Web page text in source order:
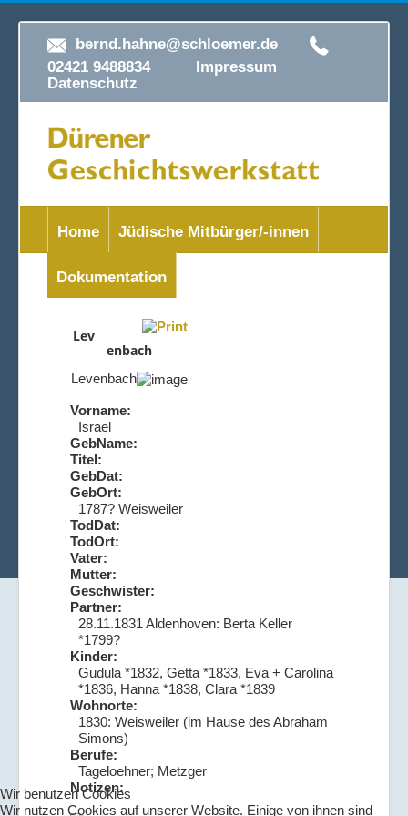
bernd.hahne@schloemer.de
02421 9488834 Impressum
Datenschutz
Home Jüdische Mitbürger/-innen
Dokumentation
Lev
enbach
Levenbach
Vorname:
Israel
GebName:
Titel:
GebDat:
GebOrt:
1787? Weisweiler
TodDat:
TodOrt:
Vater:
Mutter:
Geschwister:
Partner:
28.11.1831 Aldenhoven: Berta Keller
*1799?
Kinder:
Gudula *1832, Getta *1833, Eva + Carolina
*1836, Hanna *1838, Clara *1839
Wohnorte:
1830: Weisweiler (im Hause des Abraham
Simons)
Berufe:
Tageloehner; Metzger
Notizen:
Wir benutzen Cookies
Wir nutzen Cookies auf unserer Website. Einige von ihnen sind